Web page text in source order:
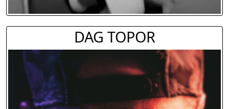
DAG TOPOR